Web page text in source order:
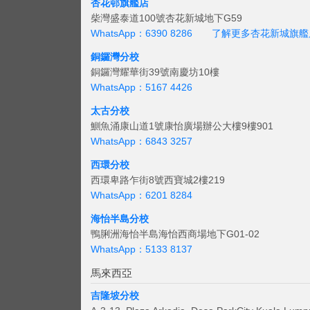
杏花邨旗艦店
柴灣盛泰道100號杏花新城地下G59
WhatsApp：6390 8286
了解更多杏花新城旗
銅鑼灣分校
銅鑼灣耀華街39號南慶坊10樓
WhatsApp：5167 4426
太古分校
鰂魚涌康山道1號康怡廣場辦公大樓9樓901
WhatsApp：6843 3257
西環分校
西環卑路乍街8號西寶城2樓219
WhatsApp：6201 8284
海怡半島分校
鴨脷洲海怡半島海怡西商場地下G01-02
WhatsApp：5133 8137
馬來西亞
吉隆坡分校